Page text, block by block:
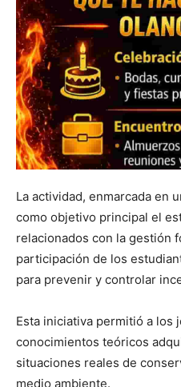
La actividad, enmarcada en
como objetivo principal el
relacionados con la gestión
participación de los
para prevenir y controlar
Esta iniciativa permitió a los
conocimientos teóricos
situaciones reales de
medio ambiente.